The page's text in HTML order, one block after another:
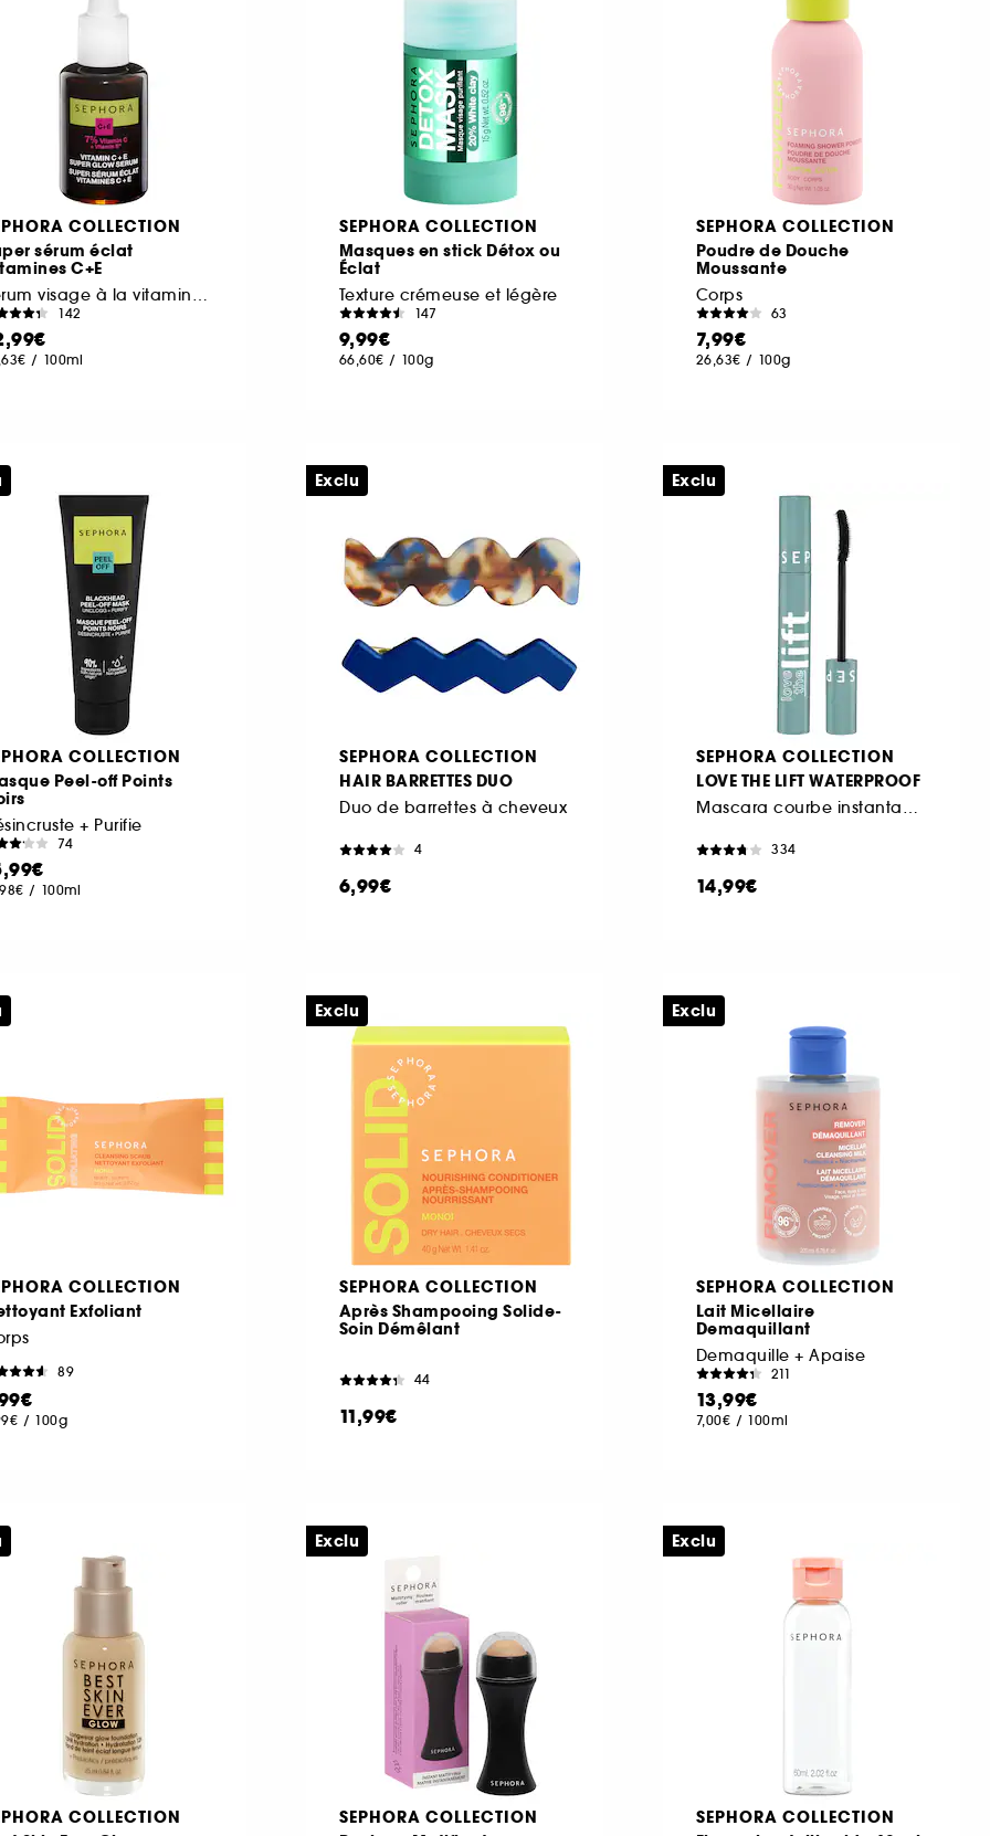
COLLECTION
sérum éclat
C+E
Sérum visage à la vitamine C
142
/ 100ml
SEPHORA COLLECTION
Masques en stick Détox ou
Éclat
Texture crémeuse et légère
147
9,99€
66,60€ / 100g
SEPHORA COLLECTION
Poudre de Douche
Moussante
Corps
63
7,99€
26,63€ / 100g
COLLECTION
Peel-off Points
+ Purifie
74
/ 100ml
SEPHORA COLLECTION
HAIR BARRETTES DUO
Duo de barrettes à cheveux
4
6,99€
Exclu
SEPHORA COLLECTION
LOVE THE LIFT WATERPROOF
Mascara courbe instantanée et volume lifté
334
14,99€
Exclu
COLLECTION
Exfoliant
89
/ 100g
SEPHORA COLLECTION
Après Shampooing Solide-
Soin Démêlant
44
11,99€
Exclu
SEPHORA COLLECTION
Lait Micellaire
Demaquillant
Demaquille + Apaise
211
13,99€
7,00€ / 100ml
Exclu
COLLECTION
SEPHORA COLLECTION
Exclu
SEPHORA COLLECTION
Exclu